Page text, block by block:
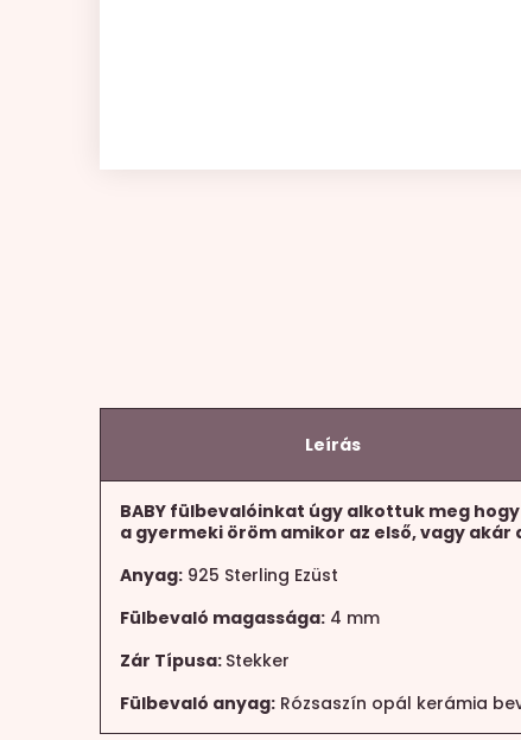
Leírás
BABY fülbevalóinkat úgy alkottuk meg
a gyermeki öröm amikor az első, vagy
Anyag: 925 Sterling Ezüst
Fülbevaló magassága: 4 mm
Zár Típusa: Stekker
Fülbevaló anyag: Rózsaszín opál kerámia